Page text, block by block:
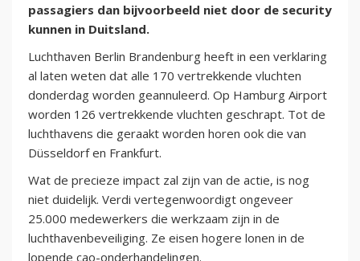
passagiers dan bijvoorbeeld niet door de security
kunnen in Duitsland.
Luchthaven Berlin Brandenburg heeft in een verklaring
al laten weten dat alle 170 vertrekkende vluchten
donderdag worden geannuleerd. Op Hamburg Airport
worden 126 vertrekkende vluchten geschrapt. Tot de
luchthavens die geraakt worden horen ook die van
Düsseldorf en Frankfurt.
Wat de precieze impact zal zijn van de actie, is nog
niet duidelijk. Verdi vertegenwoordigt ongeveer
25.000 medewerkers die werkzaam zijn in de
luchthavenbeveiliging. Ze eisen hogere lonen in de
lopende cao-onderhandelingen.